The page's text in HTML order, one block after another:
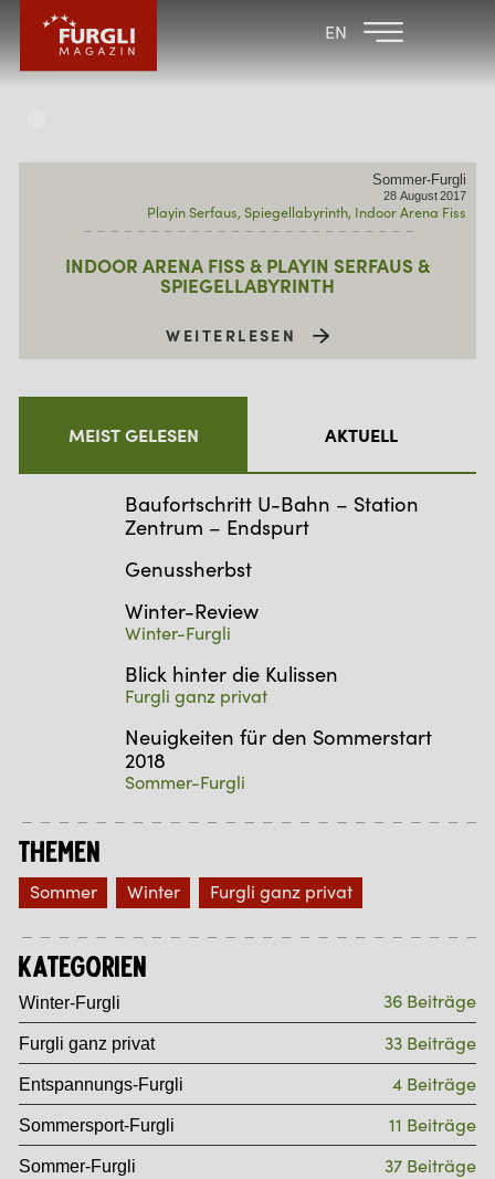
EN
FAMILIENHOTEL
FURGLER
KINDER
Sommer-Furgli
28 August 2017
Playin Serfaus Spiegellabyrinth Indoor Arena Fiss
INDOOR ARENA FISS & PLAYIN SERFAUS &
SPIEGELLABYRINTH
WEITERLESEN
MEIST GELESEN AKTUELL
Baufortschritt U-Bahn – Station
Zentrum – Endspurt
Genussherbst
Winter-Review
Winter-Furgli
Blick hinter die Kulissen
Furgli ganz privat
Neuigkeiten für den Sommerstart
2018
Sommer-Furgli
Themen
Sommer Winter Furgli ganz privat
Kategorien
Winter-Furgli 36 Beiträge
Furgli ganz privat 33 Beiträge
Entspannungs-Furgli 4 Beiträge
Sommersport-Furgli 11 Beiträge
Sommer-Furgli 37 Beiträge